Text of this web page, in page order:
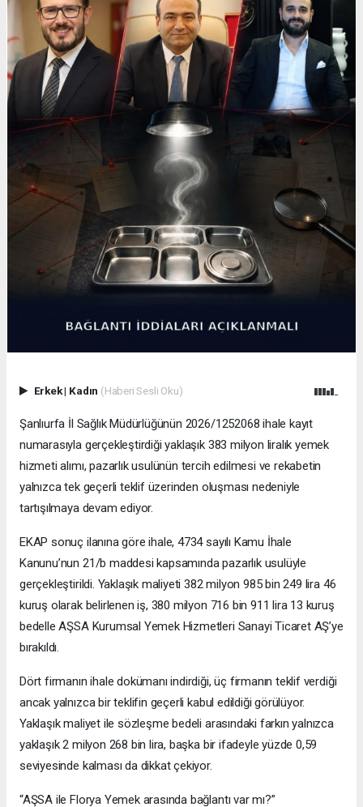
Erkek| Kadın (Haberi Sesli Oku)
Şanlıurfa İl Sağlık Müdürlüğünün 2026/1252068 ihale kayıt
numarasıyla gerçekleştirdiği yaklaşık 383 milyon liralık yemek
hizmeti alımı, pazarlık usulünün tercih edilmesi ve rekabetin
yalnızca tek geçerli teklif üzerinden oluşması nedeniyle
tartışılmaya devam ediyor.
EKAP sonuç ilanına göre ihale, 4734 sayılı Kamu İhale
Kanunu’nun 21/b maddesi kapsamında pazarlık usulüyle
gerçekleştirildi. Yaklaşık maliyeti 382 milyon 985 bin 249 lira 46
kuruş olarak belirlenen iş, 380 milyon 716 bin 911 lira 13 kuruş
bedelle AŞSA Kurumsal Yemek Hizmetleri Sanayi Ticaret AŞ’ye
bırakıldı.
Dört firmanın ihale dokümanı indirdiği, üç firmanın teklif verdiği
ancak yalnızca bir teklifin geçerli kabul edildiği görülüyor.
Yaklaşık maliyet ile sözleşme bedeli arasındaki farkın yalnızca
yaklaşık 2 milyon 268 bin lira, başka bir ifadeyle yüzde 0,59
seviyesinde kalması da dikkat çekiyor.
“AŞSA ile Florya Yemek arasında bağlantı var mı?”